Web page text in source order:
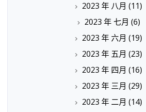
2023 年 八月 (11)
2023 年 七月 (6)
2023 年 六月 (19)
2023 年 五月 (23)
2023 年 四月 (16)
2023 年 三月 (29)
2023 年 二月 (14)